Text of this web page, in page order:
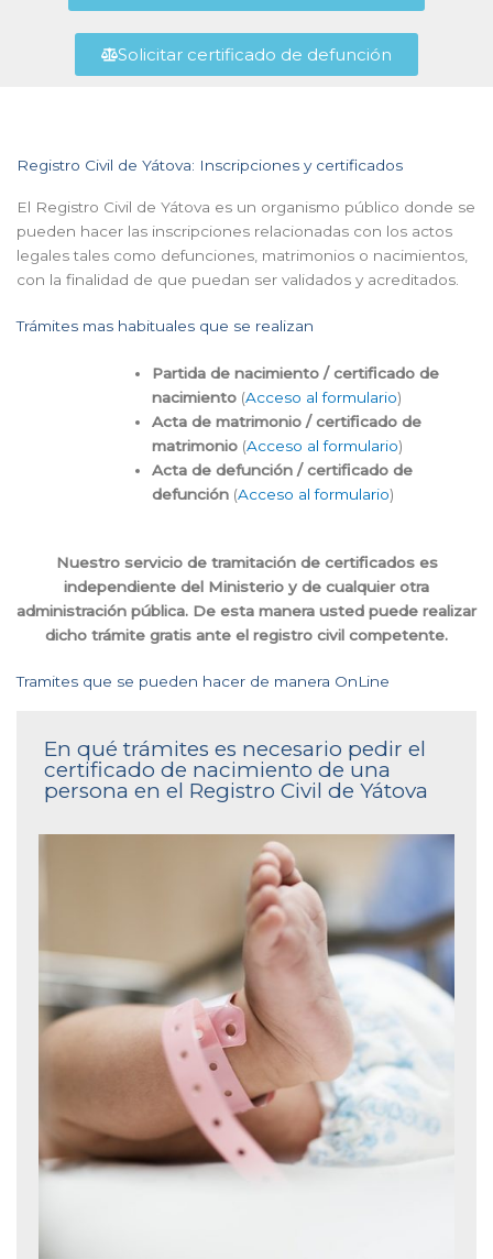
Solicitar certificado de defunción
Registro Civil de Yátova: Inscripciones y certificados
El Registro Civil de Yátova es un organismo público donde se
pueden hacer las inscripciones relacionadas con los actos
legales tales como defunciones, matrimonios o nacimientos,
con la finalidad de que puedan ser validados y acreditados.
Trámites mas habituales que se realizan
Partida de nacimiento / certificado de
nacimiento (Acceso al formulario)
Acta de matrimonio / certificado de
matrimonio (Acceso al formulario)
Acta de defunción / certificado de
defunción (Acceso al formulario)
Nuestro servicio de tramitación de certificados es
independiente del Ministerio y de cualquier otra
administración pública. De esta manera usted puede realizar
dicho trámite gratis ante el registro civil competente.
Tramites que se pueden hacer de manera OnLine
En qué trámites es necesario pedir el
certificado de nacimiento de una
persona en el Registro Civil de Yátova